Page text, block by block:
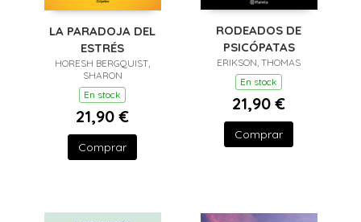
LA PARADOJA DEL
ESTRÉS
HORESH BERGQUIST,
SHARON
En stock
21,90 €
Comprar
RODEADOS DE
PSICÓPATAS
ERIKSON, THOMAS
En stock
21,90 €
Comprar